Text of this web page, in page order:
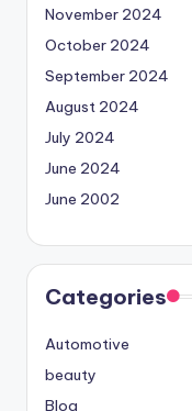
November 2024
October 2024
September 2024
August 2024
July 2024
June 2024
June 2002
Categories
Automotive
beauty
Blog